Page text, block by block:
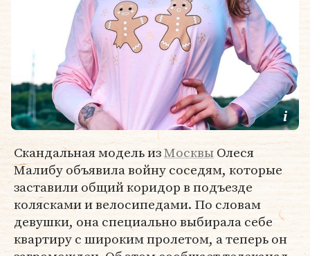
Скандальная модель изМосквыОлеся
Малибу объявила войну соседям, которые
заставили общий коридор в подъезде
колясками и велосипедами. По словам
девушки, она специально выбирала себе
квартиру с широким пролетом, а теперь он